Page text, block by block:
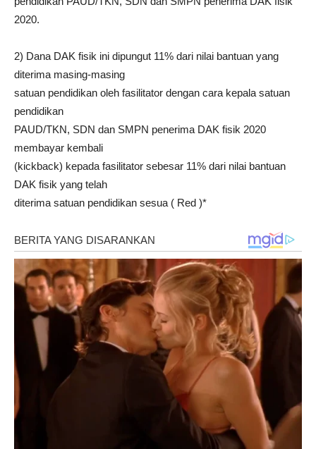
2020.
2) Dana DAK fisik ini dipungut 11% dari nilai bantuan yang
diterima masing-masing
satuan pendidikan oleh fasilitator dengan cara kepala satuan
pendidikan
PAUD/TKN, SDN dan SMPN penerima DAK fisik 2020
membayar kembali
(kickback) kepada fasilitator sebesar 11% dari nilai bantuan
DAK fisik yang telah
diterima satuan pendidikan sesua ( Red )*